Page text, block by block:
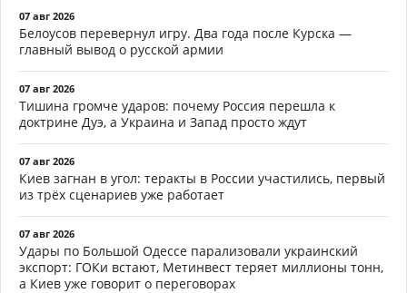
07 авг 2026
Белоусов перевернул игру. Два года после Курска —
главный вывод о русской армии
07 авг 2026
Тишина громче ударов: почему Россия перешла к
доктрине Дуэ, а Украина и Запад просто ждут
07 авг 2026
Киев загнан в угол: теракты в России участились, первый
из трёх сценариев уже работает
07 авг 2026
Удары по Большой Одессе парализовали украинский
экспорт: ГОКи встают, Метинвест теряет миллионы тонн,
а Киев уже говорит о переговорах